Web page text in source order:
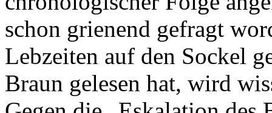
schon grienend gefragt
Lebzeiten auf den Sockel
Braun gelesen hat, wird